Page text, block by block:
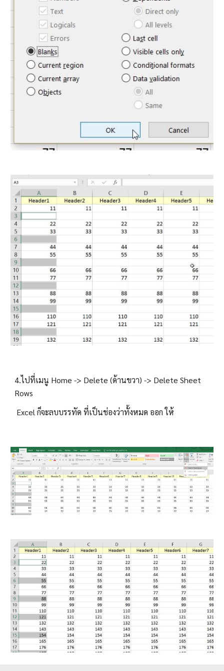
4.ไปที่เมนู Home -> Delete (ด้านขวา) -> Delete Sheet
Rows
Excel ก็จะลบบรรทัด ที่เป็นช่องว่าทั้งหมด ออก ให้